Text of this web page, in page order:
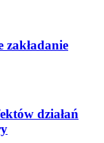
zakładanie
działań